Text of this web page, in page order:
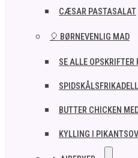
CÆSAR PASTASALAT
🎈 BØRNEVENLIG MAD
SE ALLE
BUTTER CHICKEN
KYLLING I